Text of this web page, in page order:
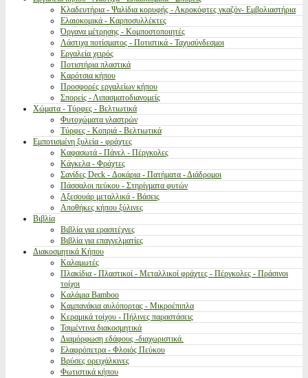
Κλαδευτήρια - Ψαλίδια κορυφής - Ακροκόφτες γκαζόν- Εμβολιαστήρια
Ελαιοκομικά - Καρποσυλλέκτες
Όργανα μέτρησης - Κομποστοποιητές
Λάστιχα ποτίσματος - Ποτιστικά - Ταχυσύνδεσμοι
Εργαλεία χειρός
Ποτιστήρια πλαστικά
Καρότσια κήπου
Προσφορές εργαλείων κήπου
Σπορείς - Λιπασματοδιανομείς
Χώματα - Τύρφες - Βελτιωτικά
Φυτοχώματα γλαστρών
Τύρφες - Κοπριά - Βελτιωτικά
Εμποτισμένη ξυλεία - φράχτες
Καφασωτά - Πάνελ - Πέργκολες
Κάγκελα - Φράχτες
Σανίδες Deck - Δοκάρια - Πατήματα - Διάδρομοι
Πάσσαλοι πεύκου - Στηρίγματα φυτών
Αξεσουάρ μεταλλικά - Βάσεις
Αποθήκες κήπου ξύλινες
Βιβλία
Βιβλία για ερασιτέχνες
Βιβλία για επαγγελματίες
Διακοσμητικά Κήπου
Καλαμωτές
Πλακίδια - Πλαστικοί - Μεταλλικοί φράχτες - Πέργκολες - Πράσινοι
τοίχοι
Καλάμια Bamboo
Καμπανάκια αυλόπορτας - Μικροέπιπλα
Κεραμικά τοίχου - Πήλινες παραστάσεις
Τσιμέντινα διακοσμητικά
Διαμόρφωση εδάφους -διαχωριστικά.
Ελαφρόπετρα - Φλοιός Πεύκου
Βρύσες ορειχάλκινες
Φωτιστικά κήπου